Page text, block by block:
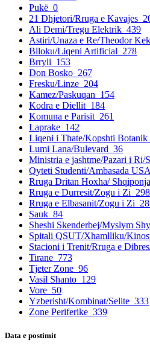
Pukë 0
21 Dhjetori/Rruga e Kavajes
Ali Demi/Tregu Elektrik 439
Astiri/Unaza e Re/Theodor
Blloku/Liqeni Artificial 278
Brryli 153
Don Bosko 267
Fresku/Linze 204
Kamez/Paskuqan 154
Kodra e Diellit 184
Komuna e Parisit 261
Laprake 142
Liqeni i Thate/Kopshti Botanik
Lumi Lana/Bulevard 36
Ministria e jashtme/Pazari i Ri/
Qyteti Studenti/Ambasada
Rruga Dritan Hoxha/ Shqiponja
Rruga e Durresit/Zogu i Zi 298
Rruga e Elbasanit/Zogu i Zi
Sauk 84
Sheshi Skenderbej/Myslym
Spitali QSUT/Xhamlliku/
Stacioni i Trenit/Rruga e
Tirane 773
Tjeter Zone 96
Vasil Shanto 129
Vore 50
Yzberisht/Kombinat/Selite 333
Zone Periferike 339
Data e postimit